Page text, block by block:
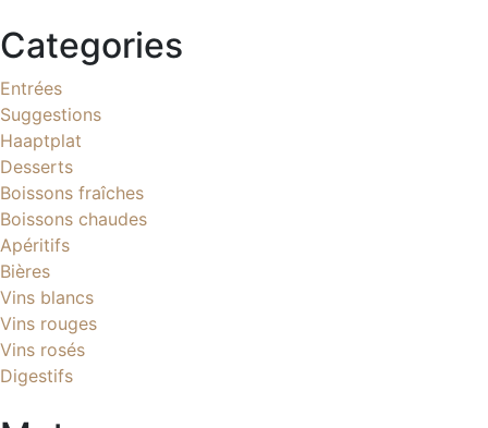
Categories
Entrées
Suggestions
Haaptplat
Desserts
Boissons fraîches
Boissons chaudes
Apéritifs
Bières
Vins blancs
Vins rouges
Vins rosés
Digestifs